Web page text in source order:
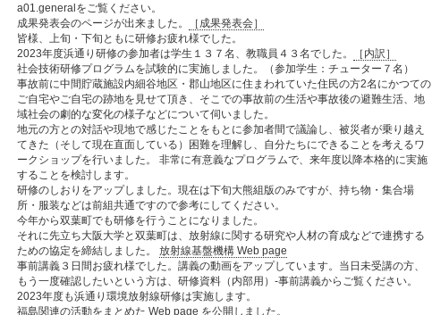
a01.generalをご覧ください。
成果発表会のページが出来ました。
［成果発表会］
皆様、上旬・下旬ともに研修お疲れ様でした。
2023年度浜通り研修の参加者は学生１３７名、教職員４３名でした。
［内訳］
社会技術研修プログラムを試験的に実施しました。（参加学生：チューター７名）
事故前に中間貯蔵施設内細谷地区・郡山地区に住まわれていた住民の方2名にかつての
ご自宅やご自宅の跡地を見せて頂き、そこでの事故前の生活や事故後の避難生活、地
域社会の劇的な変化の様子などについて伺いました。
地元の方との対話や現地で感じたことをもとに参加者間で議論し、被災者が乗り越え
てきた（そして現在直面している）困難を理解し、自分たちにできることを考えるワ
ークショップを行いました。 非常に有意義なプログラムで、来年度以降本格的に実施
することを検討します。
研修のしおりをアップしました。現在は下旬大熊組版のみですが、持ち物・集合場
所・服装などは前組共通ですので参考にしてください。
今年から双葉町でも研修を行うことになりました。
それに先立ち大阪大学と双葉町は、放射線に関する研究や人材の育成などで連携する
ための協定を締結しました。 放射線基盤機構 Web page
事前講義３日間お疲れ様でした。講義の動画をアップしています。当日未受講の方、
もう一度確認したいという方は、研修資料（内部用）-事前講義からご覧ください。
2023年度も浜通り環境放射線研修は実施します。
福島関連の活動をまとめた Web page を公開しました。